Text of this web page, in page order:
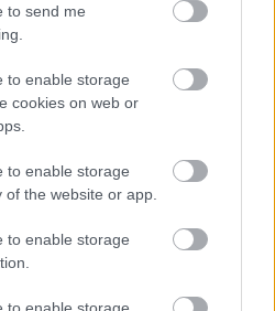
to send me
to enable storage
cookies on web or
to enable storage
the website or app.
to enable storage
to enable storage
Βρετανικής
κάθε τους εμφάνιση
ενδιαφέρουσα εμπειρία.
θα έχουμε την
εν Αθήναις, με full